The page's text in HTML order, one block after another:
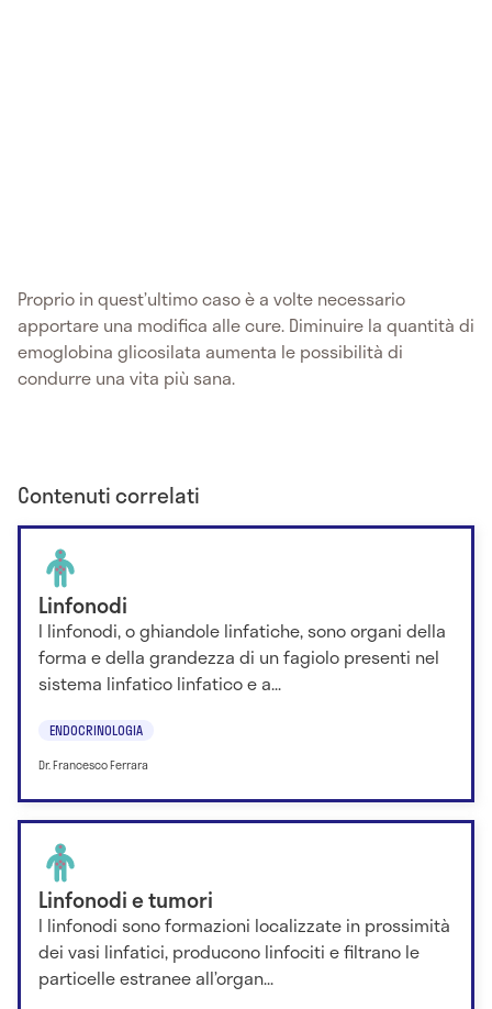
Proprio in quest’ultimo caso è a volte necessario
apportare una modifica alle cure. Diminuire la quantità di
emoglobina glicosilata aumenta le possibilità di
condurre una vita più sana.
Contenuti correlati
Linfonodi
I linfonodi, o ghiandole linfatiche, sono organi della
forma e della grandezza di un fagiolo presenti nel
sistema linfatico linfatico e a...
ENDOCRINOLOGIA
Dr. Francesco Ferrara
Linfonodi e tumori
I linfonodi sono formazioni localizzate in prossimità
dei vasi linfatici, producono linfociti e filtrano le
particelle estranee all’organ...